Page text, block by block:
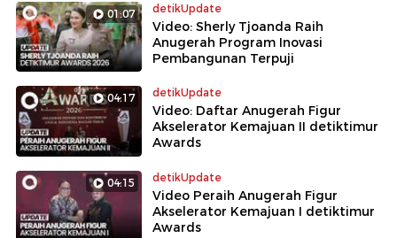
01:07 detikUpdate
Video: Sherly Tjoanda Raih
Anugerah Program Inovasi
Pembangunan Terpuji
04:17 detikUpdate
Video: Daftar Anugerah Figur
Akselerator Kemajuan II detiktimur
Awards
04:15 detikUpdate
Video Peraih Anugerah Figur
Akselerator Kemajuan I detiktimur
Awards